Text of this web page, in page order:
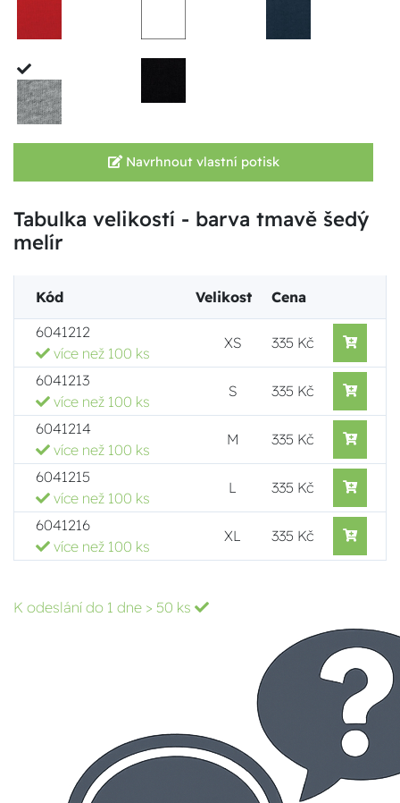
Navrhnout vlastní potisk
Tabulka velikostí - barva tmavě šedý
melír
Kód Velikost
Cena
6041212
více než 100 ks
XS 335 Kč
6041213
více než 100 ks
S 335 Kč
6041214
více než 100 ks
M 335 Kč
6041215
více než 100 ks
L 335 Kč
6041216
více než 100 ks
XL 335 Kč
K odeslání do 1 dne > 50 ks